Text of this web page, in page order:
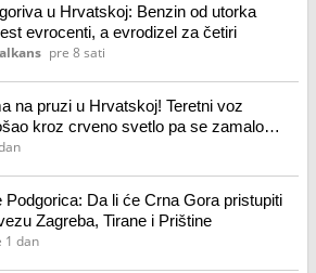
u Hrvatskoj: Benzin od utorka
evrocenti, a evrodizel za četiri
pre 8 sati
na pruzi u Hrvatskoj! Teretni voz
kroz crveno svetlo pa se zamalo
Zaposleni hitno reagovali,
Podgorica: Da li će Crna Gora pristupiti
Zagreba, Tirane i Prištine
1 dan